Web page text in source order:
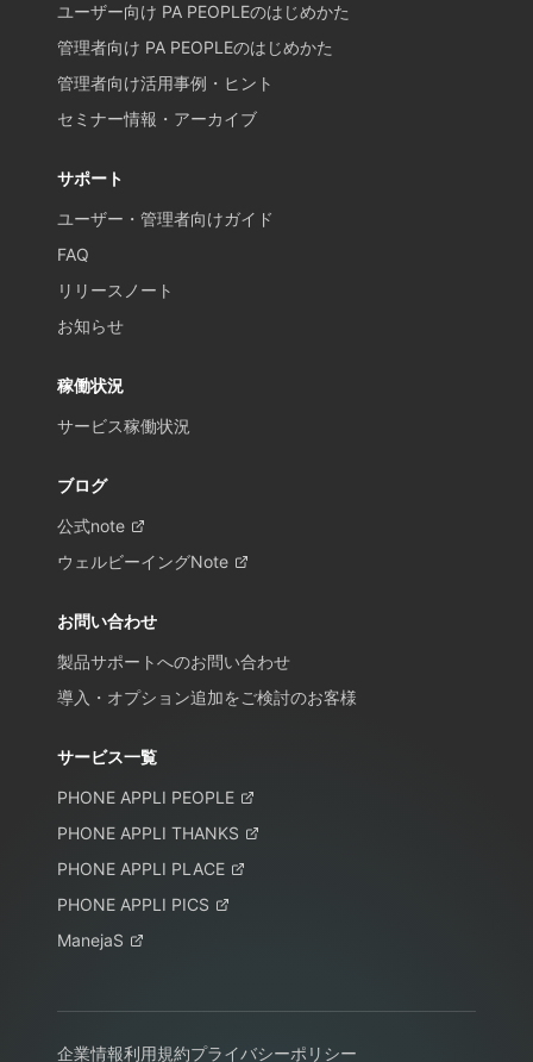
ユーザー向け PA PEOPLEのはじめかた
管理者向け PA PEOPLEのはじめかた
管理者向け活用事例・ヒント
セミナー情報・アーカイブ
サポート
ユーザー・管理者向けガイド
FAQ
リリースノート
お知らせ
稼働状況
サービス稼働状況
ブログ
公式note
ウェルビーイングNote
お問い合わせ
製品サポートへのお問い合わせ
導入・オプション追加をご検討のお客様
サービス一覧
PHONE APPLI PEOPLE
PHONE APPLI THANKS
PHONE APPLI PLACE
PHONE APPLI PICS
ManejaS
企業情報利用規約プライバシーポリシー